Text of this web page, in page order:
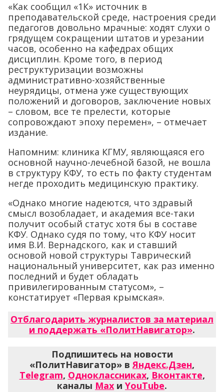
«Как сообщил «1К» источник в
преподавательской среде, настроения среди
педагогов довольно мрачные: ходят слухи о
грядущем сокращении штатов и урезании
часов, особенно на кафедрах общих
дисциплин. Кроме того, в период
реструктуризации возможны
административно-хозяйственные
неурядицы, отмена уже существующих
положений и договоров, заключение новых
– словом, все те прелести, которые
сопровождают эпоху перемен», – отмечает
издание.
Напомним: клиника КГМУ, являющаяся его
основной научно-лечебной базой, не вошла
в структуру КФУ, то есть по факту студентам
негде проходить медицинскую практику.
«Однако многие надеются, что здравый
смысл возобладает, и академия все-таки
получит особый статус хотя бы в составе
КФУ. Однако судя по тому, что КФУ носит
имя В.И. Вернадского, как и ставший
основой новой структуры Таврический
национальный университет, как раз именно
последний и будет обладать
привилегированным статусом», –
констатирует «Первая крымская».
Отблагодарить журналистов за материал
и поддержать «ПолитНавигатор».
Подпишитесь на новости
«ПолитНавигатор» вЯндекс.Дзен,
Telegram, Одноклассниках, Вконтакте,
каналы Max и YouTube.